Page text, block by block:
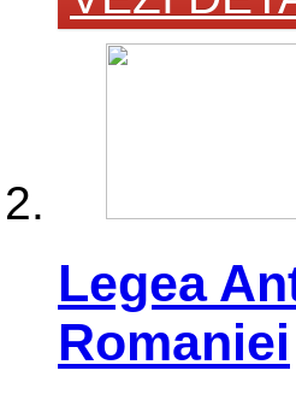
Legea
Romaniei